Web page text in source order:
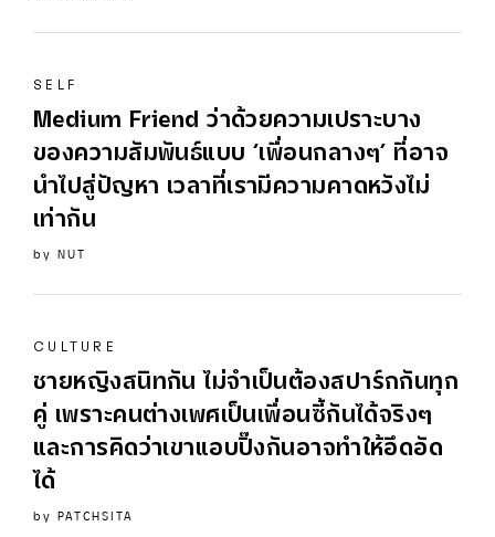
SELF
Medium Friend ว่าด้วยความเปราะบาง
ของความสัมพันธ์แบบ ‘เพื่อนกลางๆ’ ที่อาจ
นำไปสู่ปัญหา เวลาที่เรามีความคาดหวังไม่
เท่ากัน
by NUT
CULTURE
ชายหญิงสนิทกัน ไม่จำเป็นต้องสปาร์กกันทุก
คู่ เพราะคนต่างเพศเป็นเพื่อนซี้กันได้จริงๆ
และการคิดว่าเขาแอบปิ๊งกันอาจทำให้อึดอัด
ได้
by PATCHSITA